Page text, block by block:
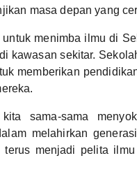
masa depan yang
untuk menimba ilmu di
kawasan sekitar.
memberikan
kita sama-sama
melahirkan
terus menjadi pelita